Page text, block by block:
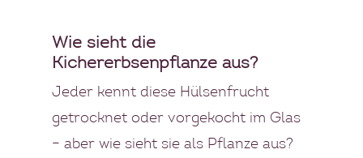
Wie sieht die
Kichererbsenpflanze aus?
Jeder kennt diese Hülsenfrucht
getrocknet oder vorgekocht im Glas
– aber wie sieht sie als Pflanze aus?